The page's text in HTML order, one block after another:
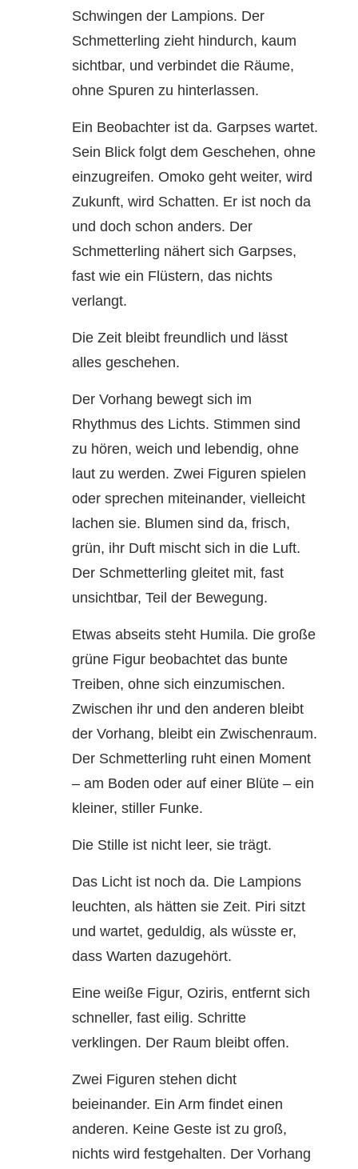
Schwingen der Lampions. Der
Schmetterling zieht hindurch, kaum
sichtbar, und verbindet die Räume,
ohne Spuren zu hinterlassen.
Ein Beobachter ist da. Garpses wartet.
Sein Blick folgt dem Geschehen, ohne
einzugreifen. Omoko geht weiter, wird
Zukunft, wird Schatten. Er ist noch da
und doch schon anders. Der
Schmetterling nähert sich Garpses,
fast wie ein Flüstern, das nichts
verlangt.
Die Zeit bleibt freundlich und lässt
alles geschehen.
Der Vorhang bewegt sich im
Rhythmus des Lichts. Stimmen sind
zu hören, weich und lebendig, ohne
laut zu werden. Zwei Figuren spielen
oder sprechen miteinander, vielleicht
lachen sie. Blumen sind da, frisch,
grün, ihr Duft mischt sich in die Luft.
Der Schmetterling gleitet mit, fast
unsichtbar, Teil der Bewegung.
Etwas abseits steht Humila. Die große
grüne Figur beobachtet das bunte
Treiben, ohne sich einzumischen.
Zwischen ihr und den anderen bleibt
der Vorhang, bleibt ein Zwischenraum.
Der Schmetterling ruht einen Moment
– am Boden oder auf einer Blüte – ein
kleiner, stiller Funke.
Die Stille ist nicht leer, sie trägt.
Das Licht ist noch da. Die Lampions
leuchten, als hätten sie Zeit. Piri sitzt
und wartet, geduldig, als wüsste er,
dass Warten dazugehört.
Eine weiße Figur, Oziris, entfernt sich
schneller, fast eilig. Schritte
verklingen. Der Raum bleibt offen.
Zwei Figuren stehen dicht
beieinander. Ein Arm findet einen
anderen. Keine Geste ist zu groß,
nichts wird festgehalten. Der Vorhang